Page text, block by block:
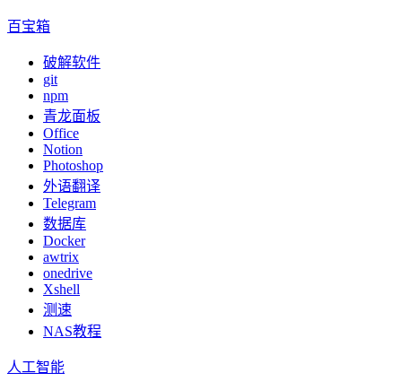
百宝箱
破解软件
git
npm
青龙面板
Office
Notion
Photoshop
外语翻译
Telegram
数据库
Docker
awtrix
onedrive
Xshell
测速
NAS教程
人工智能